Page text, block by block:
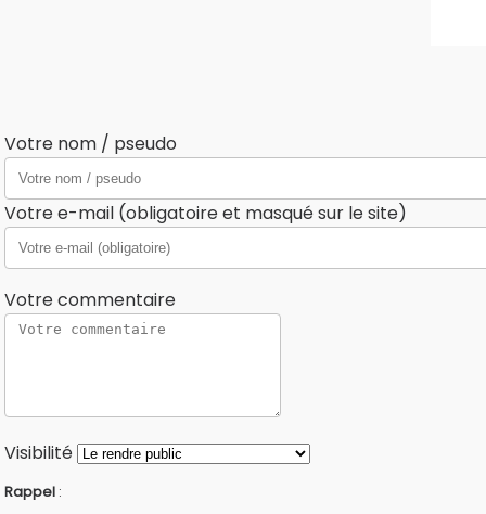
Votre nom / pseudo
Votre e-mail (obligatoire et masqué sur le site)
Votre commentaire
Visibilité
Rappel :